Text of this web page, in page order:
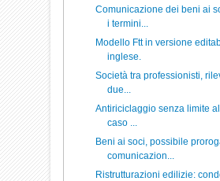
Comunicazione dei beni ai
i termini...
Modello Ftt in versione
inglese.
Società tra professionisti,
due...
Antiriciclaggio senza limite
caso ...
Beni ai soci, possibile
comunicazion...
Ristrutturazioni edilizie: